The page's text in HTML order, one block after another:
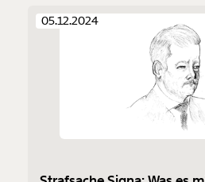
Veränderung
beginnt mit
Werde Fördermitgliedund wir
05.12.2024